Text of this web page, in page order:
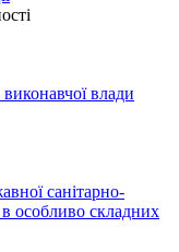
влади
санітарно-
в особливо складних